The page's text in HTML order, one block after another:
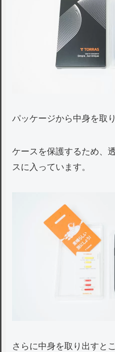
パッケージから中身を取
ケースを保護するため、
スに入っています。
さらに中身を取り出すと